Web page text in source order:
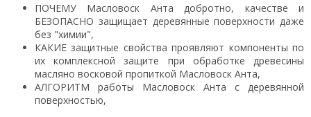
ПОЧЕМУ Масловоск Анта добротно, качестве и
БЕЗОПАСНО защищает деревянные поверхности даже
без "химии",
КАКИЕ защитные свойства проявляют компоненты по
их комплексной защите при обработке древесины
масляно восковой пропиткой Масловоск Анта,
АЛГОРИТМ работы Масловоск Анта с деревянной
поверхностью,